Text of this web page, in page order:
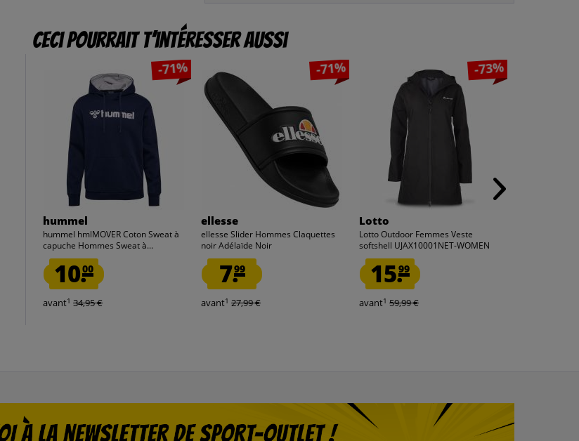
Ceci pourrait t’intéresser aussi
-71%
hummel
hummel hmlMOVER Coton Sweat à
capuche Hommes Sweat à...
10.00
avant1 34,95 €
-71%
ellesse
ellesse Slider Hommes Claquettes
noir Adélaïde Noir
7.99
avant1 27,99 €
-73%
Lotto
Lotto Outdoor Femmes Veste
softshell UJAX10001NET-WOMEN
15.99
avant1 59,99 €